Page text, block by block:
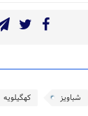
شباویز کهگیلویه